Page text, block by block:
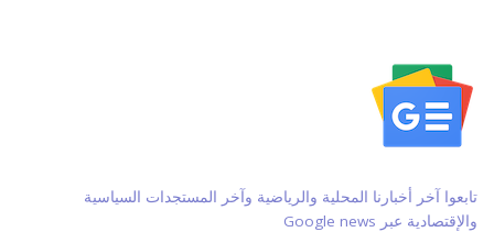
تابعوا آخر أخبارنا المحلية والرياضية وآخر المستجدات السياسية
والإقتصادية عبر Google news